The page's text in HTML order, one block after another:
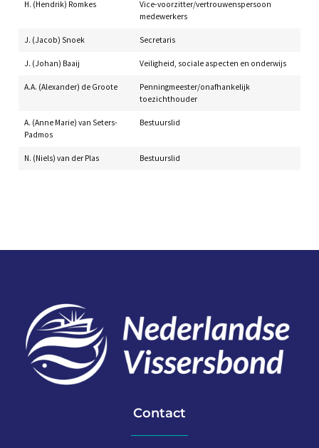
H. (Hendrik) Romkes
Vice-voorzitter/vertrouwenspersoon
medewerkers
J. (Jacob) Snoek Secretaris
J. (Johan) Baaij Veiligheid, sociale aspecten en onderwijs
A.A. (Alexander) de Groote
Penningmeester/onafhankelijk
toezichthouder
A. (Anne Marie) van Seters-
Padmos
Bestuurslid
N. (Niels) van der Plas Bestuurslid
Contact